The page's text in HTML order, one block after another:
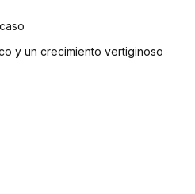
y un crecimiento vertiginoso